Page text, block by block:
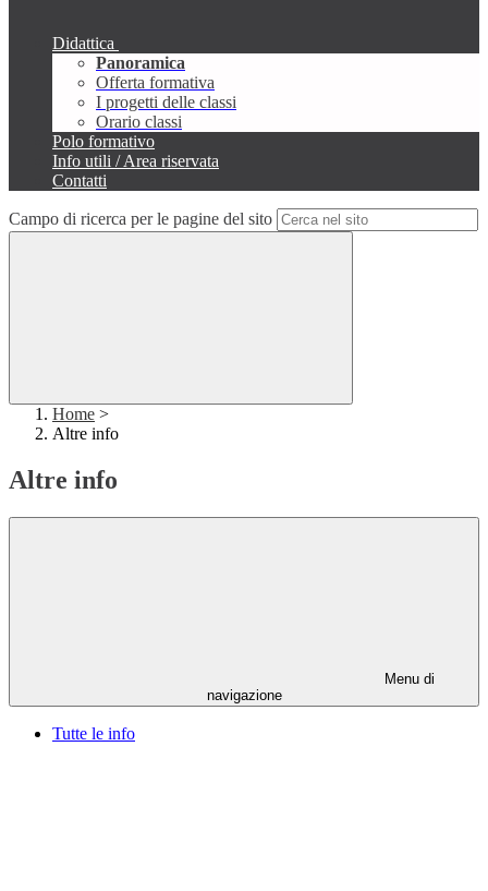
Didattica
Panoramica
Offerta formativa
I progetti delle classi
Orario classi
Polo formativo
Info utili / Area riservata
Contatti
Campo di ricerca per le pagine del sito
Home >
Altre info
Altre info
Menu di
navigazione
Tutte le info